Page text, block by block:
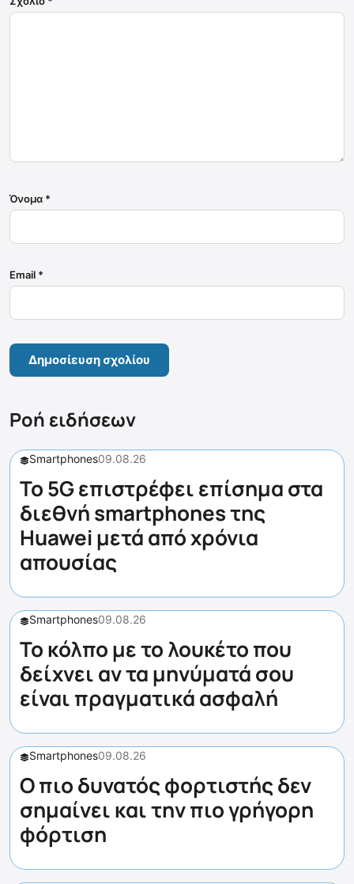
Όνομα *
Email *
Ροή ειδήσεων
Smartphones09.08.26
Το 5G επιστρέφει επίσημα στα
διεθνή smartphones της
Huawei μετά από χρόνια
απουσίας
Smartphones09.08.26
Το κόλπο με το λουκέτο που
δείχνει αν τα μηνύματά σου
είναι πραγματικά ασφαλή
Smartphones09.08.26
Ο πιο δυνατός φορτιστής δεν
σημαίνει και την πιο γρήγορη
φόρτιση